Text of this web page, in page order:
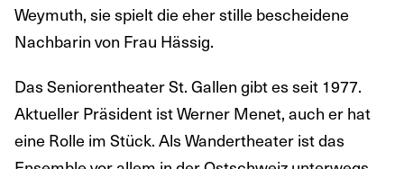
Weymuth, sie spielt die eher stille bescheidene
Nachbarin von Frau Hässig.
Das Seniorentheater St. Gallen gibt es seit 1977.
Aktueller Präsident ist Werner Menet, auch er hat
eine Rolle im Stück. Als Wandertheater ist das